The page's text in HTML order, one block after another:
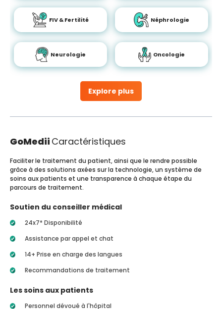
Explore plus
FIV & Fertilité Néphrologie
Neurologie Oncologie
GoMedii Caractéristiques
Faciliter le traitement du patient, ainsi que le rendre possible
grâce à des solutions axées sur la technologie, un système de
soins aux patients et une transparence à chaque étape du
parcours de traitement.
Soutien du conseiller médical
24x7* Disponibilité
Assistance par appel et chat
14+ Prise en charge des langues
Recommandations de traitement
Les soins aux patients
Personnel dévoué à l'hôpital